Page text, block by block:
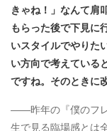
きゃね！」なんて肩
もらった後で下見に
いスタイルでやりた
い方向で考えている
ですね。そのときに
――昨年の『僕のフ
生で見る臨場感とは